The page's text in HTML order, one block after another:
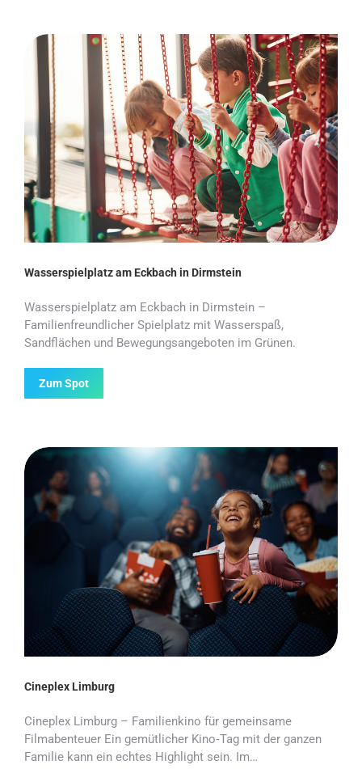
Wasserspielplatz am Eckbach in Dirmstein
Wasserspielplatz am Eckbach in Dirmstein –
Familienfreundlicher Spielplatz mit Wasserspaß,
Sandflächen und Bewegungsangeboten im Grünen.
Zum Spot
Cineplex Limburg
Cineplex Limburg – Familienkino für gemeinsame
Filmabenteuer Ein gemütlicher Kino‑Tag mit der ganzen
Familie kann ein echtes Highlight sein. Im…